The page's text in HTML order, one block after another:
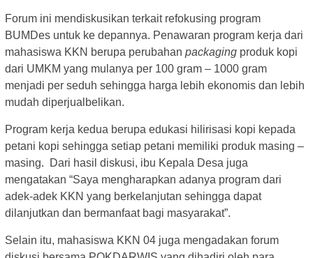
Forum ini mendiskusikan terkait refokusing program
BUMDes untuk ke depannya. Penawaran program kerja dari
mahasiswa KKN berupa perubahan packaging produk kopi
dari UMKM yang mulanya per 100 gram – 1000 gram
menjadi per seduh sehingga harga lebih ekonomis dan lebih
mudah diperjualbelikan.
Program kerja kedua berupa edukasi hilirisasi kopi kepada
petani kopi sehingga setiap petani memiliki produk masing –
masing. Dari hasil diskusi, ibu Kepala Desa juga
mengatakan “Saya mengharapkan adanya program dari
adek-adek KKN yang berkelanjutan sehingga dapat
dilanjutkan dan bermanfaat bagi masyarakat”.
Selain itu, mahasiswa KKN 04 juga mengadakan forum